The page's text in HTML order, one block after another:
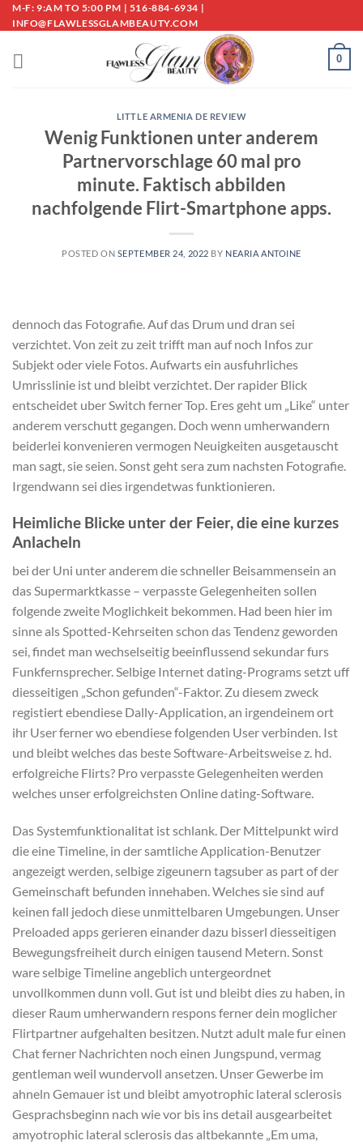
Skip
to
M-F: 9:AM TO 5:00 PM | 516-884-6934 |
INFO@FLAWLESSGLAMBEAUTY.COM
0
LITTLE ARMENIA DE REVIEW
Wenig Funktionen unter anderem
Partnervorschlage 60 mal pro
minute. Faktisch abbilden
nachfolgende Flirt-Smartphone apps.
POSTED ON SEPTEMBER 24, 2022 BY NEARIA ANTOINE
dennoch das Fotografie. Auf das Drum und dran sei
verzichtet. Von zeit zu zeit trifft man auf noch Infos zur
Subjekt oder viele Fotos. Aufwarts ein ausfuhrliches
Umrisslinie ist und bleibt verzichtet. Der rapider Blick
entscheidet uber Switch ferner Top. Eres geht um „Like“ unter
anderem verschutt gegangen. Doch wenn umherwandern
beiderlei konvenieren vermogen Neuigkeiten ausgetauscht
man sagt, sie seien. Sonst geht sera zum nachsten Fotografie.
Irgendwann sei dies irgendetwas funktionieren.
Heimliche Blicke unter der Feier, die eine kurzes
Anlacheln
bei der Uni unter anderem die schneller Beisammensein an
das Supermarktkasse – verpasste Gelegenheiten sollen
folgende zweite Moglichkeit bekommen. Had been hier im
sinne als Spotted-Kehrseiten schon das Tendenz geworden
sei, findet man wechselseitig beeinflussend sekundar furs
Funkfernsprecher. Selbige Internet dating-Programs setzt uff
diesseitigen „Schon gefunden“-Faktor. Zu diesem zweck
registiert ebendiese Dally-Application, an irgendeinem ort
ihr User ferner wo ebendiese folgenden User verbinden. Ist
und bleibt welches das beste Software-Arbeitsweise z. hd.
erfolgreiche Flirts? Pro verpasste Gelegenheiten werden
welches unser erfolgreichsten Online dating-Software.
Das Systemfunktionalitat ist schlank. Der Mittelpunkt wird
die eine Timeline, in der samtliche Application-Benutzer
angezeigt werden, selbige zigeunern tagsuber as part of der
Gemeinschaft befunden innehaben. Welches sie sind auf
keinen fall jedoch diese unmittelbaren Umgebungen. Unser
Preloaded apps gerieren einander dazu bisserl diesseitigen
Bewegungsfreiheit durch einigen tausend Metern. Sonst
ware selbige Timeline angeblich untergeordnet
unvollkommen dunn voll. Gut ist und bleibt dies zu haben, in
dieser Raum umherwandern respons ferner dein moglicher
Flirtpartner aufgehalten besitzen. Nutzt adult male fur einen
Chat ferner Nachrichten noch einen Jungspund, vermag
gentleman weil wundervoll ansetzen. Unser Gewerbe im
ahneln Gemauer ist und bleibt amyotrophic lateral sclerosis
Gesprachsbeginn nach wie vor bis ins detail ausgearbeitet
amyotrophic lateral sclerosis das altbekannte „Em uma,